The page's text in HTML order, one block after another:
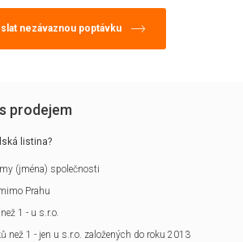
prodejem
listina?
(jména) společnosti
Prahu
1 - u s.r.o.
než 1 - jen u s.r.o. založených do roku 2013